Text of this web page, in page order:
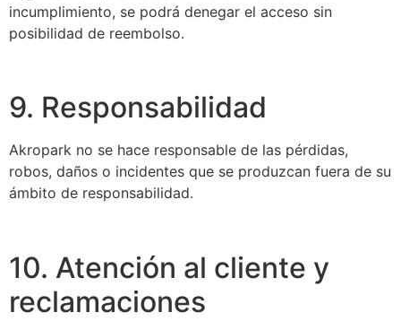
incumplimiento, se podrá denegar el acceso sin
posibilidad de reembolso.
9. Responsabilidad
Akropark no se hace responsable de las pérdidas,
robos, daños o incidentes que se produzcan fuera de su
ámbito de responsabilidad.
10. Atención al cliente y
reclamaciones